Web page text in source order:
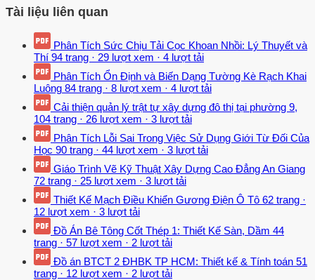
Tài liệu liên quan
Phân Tích Sức Chịu Tải Cọc Khoan Nhồi: Lý Thuyết và
Thí 94 trang · 29 lượt xem · 4 lượt tải
Phân Tích Ổn Định và Biến Dạng Tường Kè Rạch Khai
Luông 84 trang · 8 lượt xem · 4 lượt tải
Cải thiện quản lý trật tự xây dựng đô thị tại phường 9,
104 trang · 26 lượt xem · 3 lượt tải
Phân Tích Lỗi Sai Trong Việc Sử Dụng Giới Từ Đối Của
Học 90 trang · 44 lượt xem · 3 lượt tải
Giáo Trình Vẽ Kỹ Thuật Xây Dựng Cao Đẳng An Giang
72 trang · 25 lượt xem · 3 lượt tải
Thiết Kế Mạch Điều Khiển Gương Điện Ô Tô 62 trang ·
12 lượt xem · 3 lượt tải
Đồ Án Bê Tông Cốt Thép 1: Thiết Kế Sàn, Dầm 44
trang · 57 lượt xem · 2 lượt tải
Đồ án BTCT 2 ĐHBK TP HCM: Thiết kế & Tính toán 51
trang · 12 lượt xem · 2 lượt tải